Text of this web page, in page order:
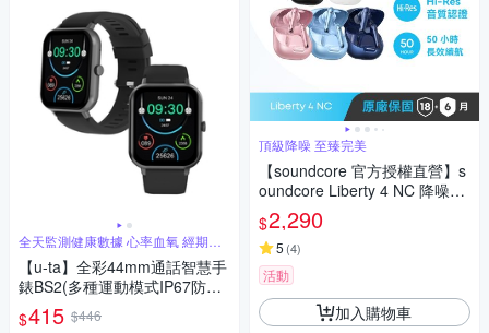
全天監測健康數據 心率血氧 經期睡
眠
【u-ta】全彩44mm通話智慧手
錶BS2(多種運動模式IP67防水
手錶 手環 運動記錄必備)
$415 $446
頂級降噪 至臻完美
【soundcore 官方授權直營】s
oundcore Liberty 4 NC 降噪真
無線藍牙耳機
$2,290
5 (4)
活動
加入購物車